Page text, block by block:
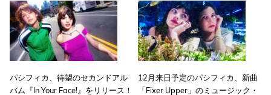
パシフィカ、待望のセカンドアル
バム『In Your Face!』をリリース！
12月来日予定のパシフィカ、新曲
「Fixer Upper」のミュージック・